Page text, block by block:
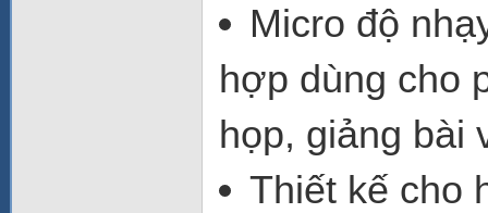
Micro độ
hợp dùng cho
họp, giảng bài
Thiết kế cho